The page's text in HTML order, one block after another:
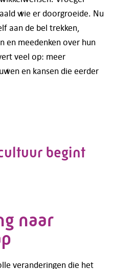
wie er doorgroeide. Nu
aan de bel trekken,
en meedenken over hun
veel op: meer
en kansen die eerder
begint
naar
veranderingen die het